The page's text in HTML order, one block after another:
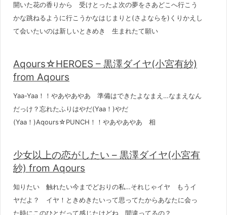
開いた花の香りから 受けとったよ次の夢をさあどこへ行こう
かな跳ねるように行こうかなはじまりと(さよならを)くりかえし
て会いたいのは新しいときめき 生まれたて願い
Aqours☆HEROES – 黒澤ダイヤ(小宮有紗)
from Aqours
Yaa-Yaa！！やあやあやあ 準備はできたよなまえ…なまえなん
だっけ？忘れたふりはやだ(Yaa！)やだ
(Yaa！)Aqours☆PUNCH！！やあやあやあ 相
少女以上の恋がしたい – 黒澤ダイヤ(小宮有
紗) from Aqours
知りたい 触れたい今までどおりの私…それじゃイヤ もうイ
ヤだよ？ イヤ！ときめきたいって思ってたからあなたに会っ
た時にこのひとだって感じたけどね 間違ってるの？